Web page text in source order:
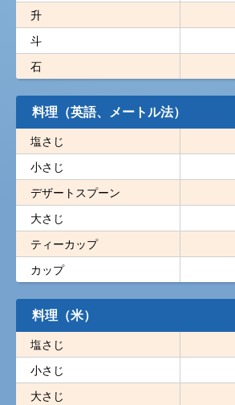
升
斗
石
料理（英語、メートル法）
塩さじ
小さじ
デザートスプーン
大さじ
ティーカップ
カップ
料理（米）
塩さじ
小さじ
大さじ